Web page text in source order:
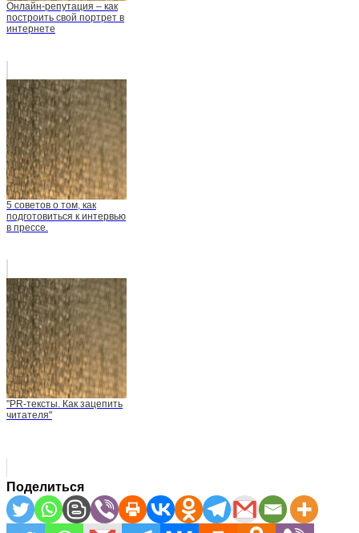
Онлайн-репутация – как
построить свой портрет в
интернете
5 советов о том, как
подготовиться к интервью
в прессе.
"PR-тексты. Как зацепить
читателя"
Поделиться